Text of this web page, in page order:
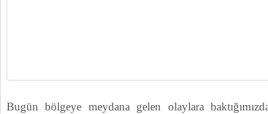
Bugün bölgeye meydana gelen olaylara